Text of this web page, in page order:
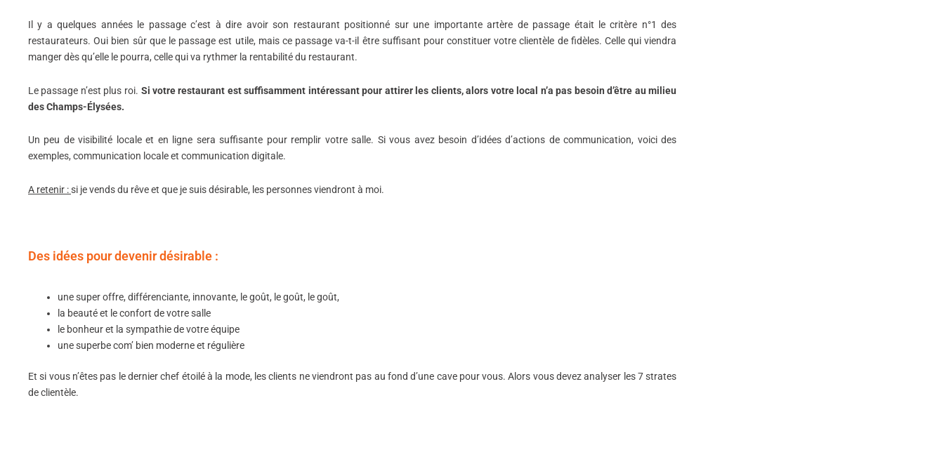
Il y a quelques années le passage c’est à dire avoir son restaurant positionné sur une importante artère de passage était le critère n°1 des
restaurateurs. Oui bien sûr que le passage est utile, mais ce passage va-t-il être suffisant pour constituer votre clientèle de fidèles. Celle qui viendra
manger dès qu’elle le pourra, celle qui va rythmer la rentabilité du restaurant.
Le passage n’est plus roi. Si votre restaurant est suffisamment intéressant pour attirer les clients, alors votre local n’a pas besoin d’être au milieu
des Champs-Élysées.
Un peu de visibilité locale et en ligne sera suffisante pour remplir votre salle. Si vous avez besoin d’idées d’actions de communication, voici des
exemples, communication locale et communication digitale.
A retenir :si je vends du rêve et que je suis désirable, les personnes viendront à moi.
Des idées pour devenir désirable :
une super offre, différenciante, innovante, le goût, le goût, le goût,
la beauté et le confort de votre salle
le bonheur et la sympathie de votre équipe
une superbe com’ bien moderne et régulière
Et si vous n’êtes pas le dernier chef étoilé à la mode, les clients ne viendront pas au fond d’une cave pour vous. Alors vous devez analyser les 7 strates
de clientèle.